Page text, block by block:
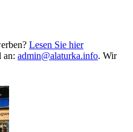
Lesen Sie hier
an: admin@alaturka.info. Wir